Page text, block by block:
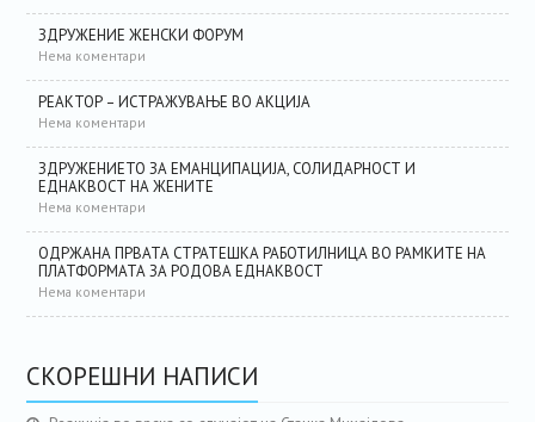
ЗДРУЖЕНИЕ ЖЕНСКИ ФОРУМ
Нема коментари
РЕАКТОР – ИСТРАЖУВАЊЕ ВО АКЦИЈА
Нема коментари
ЗДРУЖЕНИЕТО ЗА ЕМАНЦИПАЦИЈА, СОЛИДАРНОСТ И
ЕДНАКВОСТ НА ЖЕНИТЕ
Нема коментари
ОДРЖАНА ПРВАТА СТРАТЕШКА РАБОТИЛНИЦА ВО РАМКИТЕ НА
ПЛАТФОРМАТА ЗА РОДОВА ЕДНАКВОСТ
Нема коментари
СКОРЕШНИ НАПИСИ